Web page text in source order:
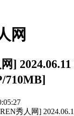
网
] 2024.06.11
710MB]
秀人网]